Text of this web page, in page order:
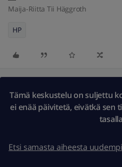
Maija-Riitta Tii Häggroth
HP
Tämä keskustelu on suljettu
ei enää päivitetä, eivätkä sen
Etsi samasta aiheesta